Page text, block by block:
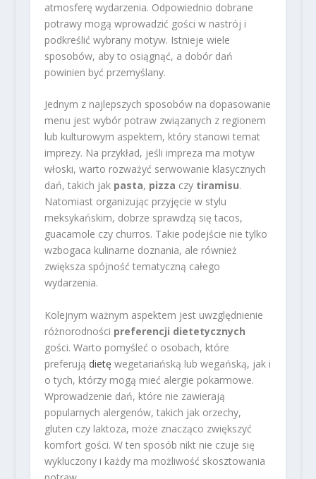
atmosferę wydarzenia. Odpowiednio dobrane
potrawy mogą wprowadzić gości w nastrój i
podkreślić wybrany motyw. Istnieje wiele
sposobów, aby to osiągnąć, a dobór dań
powinien być przemyślany.
Jednym z najlepszych sposobów na dopasowanie
menu jest wybór potraw związanych z regionem
lub kulturowym aspektem, który stanowi temat
imprezy. Na przykład, jeśli impreza ma motyw
włoski, warto rozważyć serwowanie klasycznych
dań, takich jak pasta, pizza czy tiramisu.
Natomiast organizując przyjęcie w stylu
meksykańskim, dobrze sprawdzą się tacos,
guacamole czy churros. Takie podejście nie tylko
wzbogaca kulinarne doznania, ale również
zwiększa spójność tematyczną całego
wydarzenia.
Kolejnym ważnym aspektem jest uwzględnienie
różnorodności preferencji dietetycznych
gości. Warto pomyśleć o osobach, które
preferują dietę wegetariańską lub wegańską, jak i
o tych, którzy mogą mieć alergie pokarmowe.
Wprowadzenie dań, które nie zawierają
popularnych alergenów, takich jak orzechy,
gluten czy laktoza, może znacząco zwiększyć
komfort gości. W ten sposób nikt nie czuje się
wykluczony i każdy ma możliwość skosztowania